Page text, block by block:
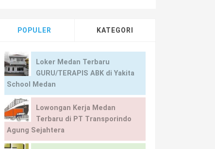
POPULER KATEGORI
Loker Medan Terbaru
GURU/TERAPIS ABK di Yakita
School Medan
Lowongan Kerja Medan
Terbaru di PT Transporindo
Agung Sejahtera